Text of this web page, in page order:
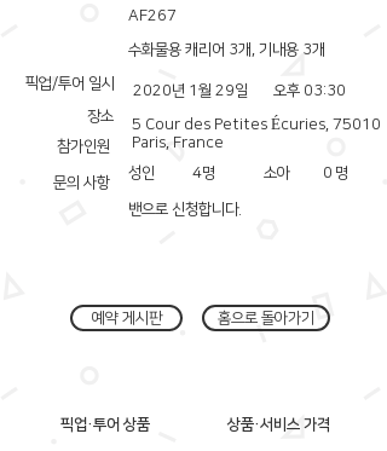
픽업/투어 일시
장소
참가인원
문의 사항
AF267
수화물용 캐리어 3개, 기내용 3개
2020년 1월 29일
오후 03:30
5 Cour des Petites Écuries, 75010
Paris, France
성인
4명 소아 0 명
밴으로 신청합니다.
예약 게시판 홈으로 돌아가기
픽업·투어 상품 상품·서비스 가격